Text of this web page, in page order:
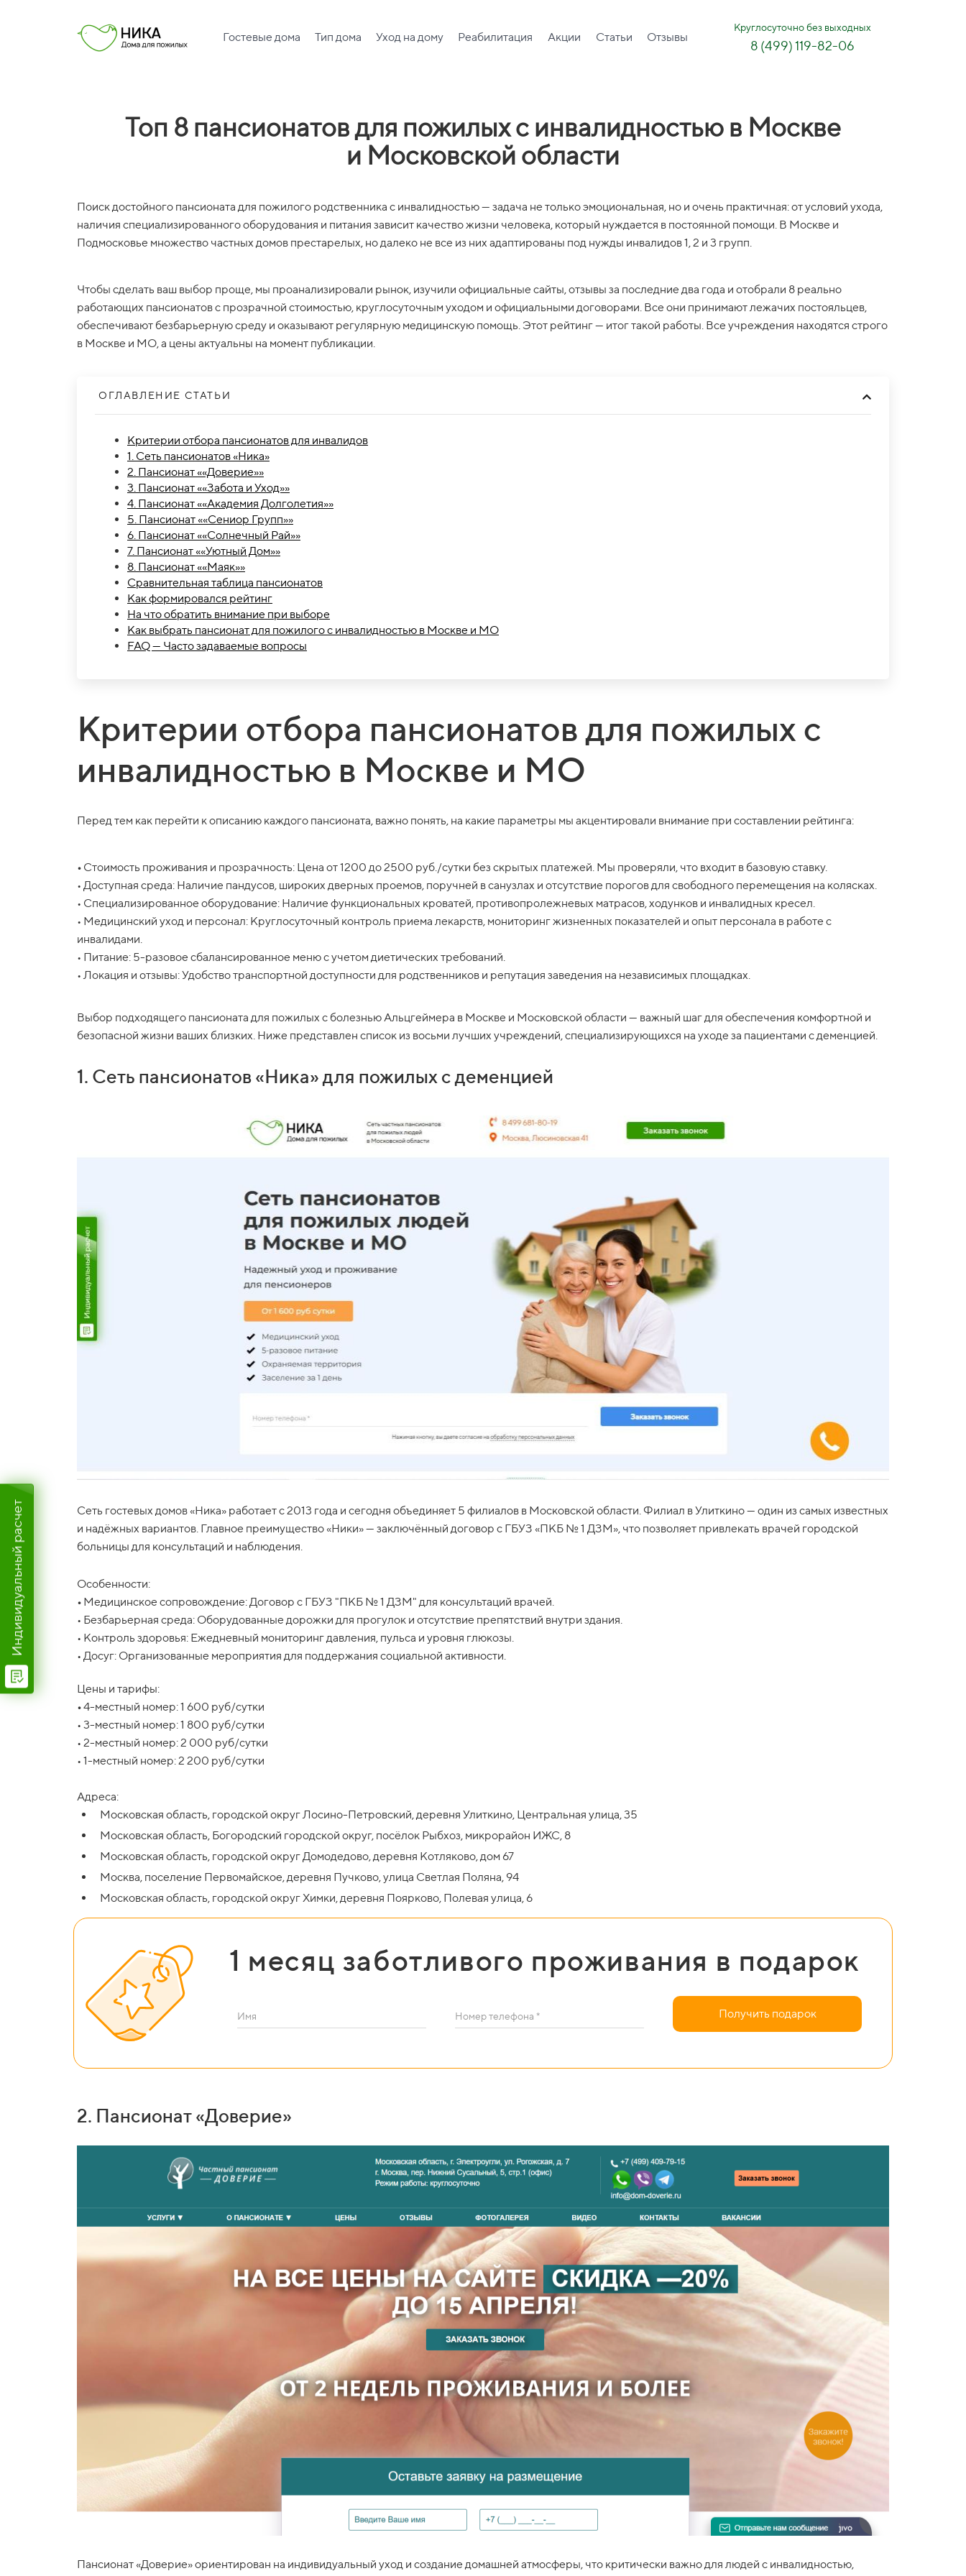
Гостевые дома Тип дома Уход на дому Реабилитация Акции Статьи Отзывы
Круглосуточно без выходных
8 (499) 119-82-06
Топ 8 пансионатов для пожилых с инвалидностью в Москве
и Московской области
Поиск достойного пансионата для пожилого родственника с инвалидностью — задача не только эмоциональная, но и очень практичная: от условий ухода,
наличия специализированного оборудования и питания зависит качество жизни человека, который нуждается в постоянной помощи. В Москве и
Подмосковье множество частных домов престарелых, но далеко не все из них адаптированы под нужды инвалидов 1, 2 и 3 групп.
Чтобы сделать ваш выбор проще, мы проанализировали рынок, изучили официальные сайты, отзывы за последние два года и отобрали 8 реально
работающих пансионатов с прозрачной стоимостью, круглосуточным уходом и официальными договорами. Все они принимают лежачих постояльцев,
обеспечивают безбарьерную среду и оказывают регулярную медицинскую помощь. Этот рейтинг — итог такой работы. Все учреждения находятся строго
в Москве и МО, а цены актуальны на момент публикации.
ОГЛАВЛЕНИЕ СТАТЬИ
Критерии отбора пансионатов для инвалидов
1. Сеть пансионатов «Ника»
2. Пансионат ««Доверие»»
3. Пансионат ««Забота и Уход»»
4. Пансионат ««Академия Долголетия»»
5. Пансионат ««Сениор Групп»»
6. Пансионат ««Солнечный Рай»»
7. Пансионат ««Уютный Дом»»
8. Пансионат ««Маяк»»
Сравнительная таблица пансионатов
Как формировался рейтинг
На что обратить внимание при выборе
Как выбрать пансионат для пожилого с инвалидностью в Москве и МО
FAQ — Часто задаваемые вопросы
Критерии отбора пансионатов для пожилых с
инвалидностью в Москве и МО
Перед тем как перейти к описанию каждого пансионата, важно понять, на какие параметры мы акцентировали внимание при составлении рейтинга:
• Стоимость проживания и прозрачность: Цена от 1200 до 2500 руб./сутки без скрытых платежей. Мы проверяли, что входит в базовую ставку.
• Доступная среда: Наличие пандусов, широких дверных проемов, поручней в санузлах и отсутствие порогов для свободного перемещения на колясках.
• Специализированное оборудование: Наличие функциональных кроватей, противопролежневых матрасов, ходунков и инвалидных кресел.
• Медицинский уход и персонал: Круглосуточный контроль приема лекарств, мониторинг жизненных показателей и опыт персонала в работе с
инвалидами.
• Питание: 5-разовое сбалансированное меню с учетом диетических требований.
• Локация и отзывы: Удобство транспортной доступности для родственников и репутация заведения на независимых площадках.
Выбор подходящего пансионата для пожилых с болезнью Альцгеймера в Москве и Московской области — важный шаг для обеспечения комфортной и
безопасной жизни ваших близких. Ниже представлен список из восьми лучших учреждений, специализирующихся на уходе за пациентами с деменцией.
1. Сеть пансионатов «Ника» для пожилых с деменцией
Сеть гостевых домов «Ника» работает с 2013 года и сегодня объединяет 5 филиалов в Московской области. Филиал в Улиткино — один из самых известных
и надёжных вариантов. Главное преимущество «Ники» — заключённый договор с ГБУЗ «ПКБ № 1 ДЗМ», что позволяет привлекать врачей городской
больницы для консультаций и наблюдения.
Особенности:
• Медицинское сопровождение: Договор с ГБУЗ "ПКБ № 1 ДЗМ" для консультаций врачей.
• Безбарьерная среда: Оборудованные дорожки для прогулок и отсутствие препятствий внутри здания.
• Контроль здоровья: Ежедневный мониторинг давления, пульса и уровня глюкозы.
• Досуг: Организованные мероприятия для поддержания социальной активности.
Цены и тарифы:
•4-местный номер: 1 600 руб/сутки
• 3-местный номер: 1 800 руб/сутки
• 2-местный номер: 2 000 руб/сутки
• 1-местный номер: 2 200 руб/сутки
Адреса:
Московская область, городской округ Лосино-Петровский, деревня Улиткино, Центральная улица, 35
Московская область, Богородский городской округ, посёлок Рыбхоз, микрорайон ИЖС, 8
Московская область, городской округ Домодедово, деревня Котляково, дом 67
Москва, поселение Первомайское, деревня Пучково, улица Светлая Поляна, 94
Московская область, городской округ Химки, деревня Поярково, Полевая улица, 6
1 месяц заботливого проживания в подарок
Имя Номер телефона * Получить подарок
2. Пансионат «Доверие»
Пансионат «Доверие» ориентирован на индивидуальный уход и создание домашней атмосферы, что критически важно для людей с инвалидностью,
Индивидуальный расчет